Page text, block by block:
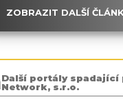
ZOBRAZIT DALŠÍ
Další portály spadající
Network, s.r.o.